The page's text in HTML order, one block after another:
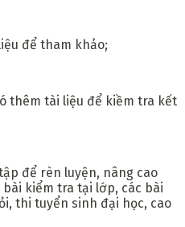
để tham khảo;
thêm tài liệu để kiềm tra kết
để rèn luyện, nâng cao
kiểm tra tại lớp, các bài
thi tuyển sinh đại học, cao